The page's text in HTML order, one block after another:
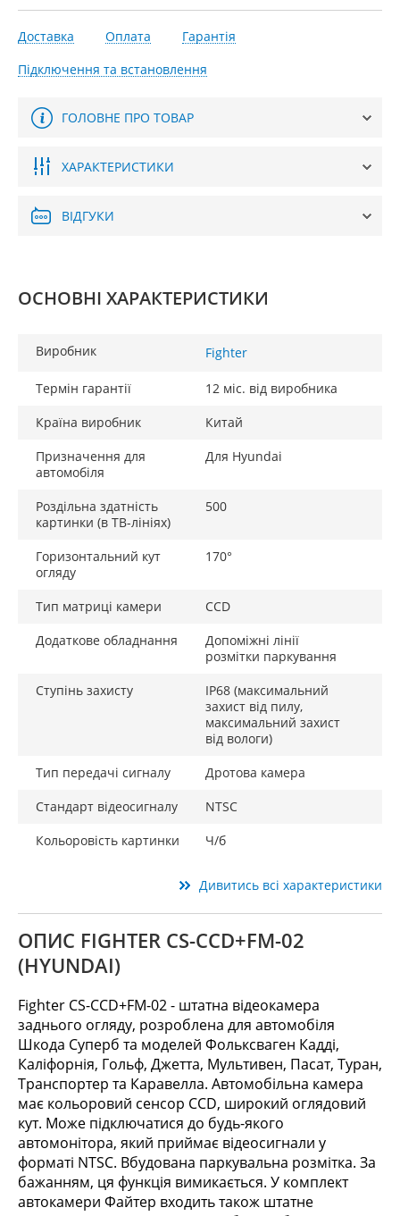
Доставка Оплата
Гарантія
Підключення та встановлення
ГОЛОВНЕ ПРО ТОВАР
ХАРАКТЕРИСТИКИ
ВІДГУКИ
ОСНОВНІ ХАРАКТЕРИСТИКИ
Виробник Fighter
Термін гарантії
12 міс. від виробника
Країна виробник
Китай
Призначення для
автомобіля
Для Hyundai
Роздільна здатність
картинки (в ТВ-лініях)
500
Горизонтальний кут
огляду
170°
Тип матриці камери
CCD
Додаткове обладнання
Допоміжні лінії
розмітки паркування
Ступінь захисту
IP68 (максимальний
захист від пилу,
максимальний захист
від вологи)
Тип передачі сигналу
Дротова камера
Стандарт відеосигналу
NTSC
Кольоровість картинки
Ч/б
Дивитись всі характеристики
ОПИС FIGHTER CS-CCD+FM-02
(HYUNDAI)
Fighter CS-CCD+FM-02 - штатна відеокамера
заднього огляду, розроблена для автомобіля
Шкода Суперб та моделей Фольксваген Кадді,
Каліфорнія, Гольф, Джетта, Мультивен, Пасат, Туран,
Транспортер та Каравелла. Автомобільна камера
має кольоровий сенсор CCD, широкий оглядовий
кут. Може підключатися до будь-якого
автомонітора, який приймає відеосигнали у
форматі NTSC. Вбудована паркувальна розмітка. За
бажанням, ця функція вимикається. У комплект
автокамери Файтер входить також штатне